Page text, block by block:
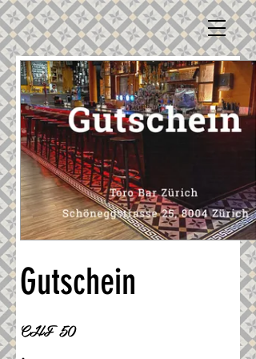
Gutschein
CHF 50